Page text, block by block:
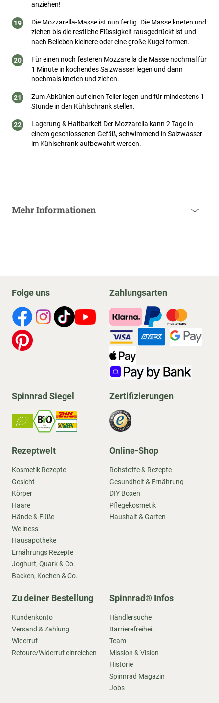
anziehen!
Die Mozzarella-Masse ist nun fertig. Die Masse kneten und
ziehen bis die restliche Flüssigkeit rausgedrückt ist und
nach Belieben kleinere oder eine große Kugel formen.
Für einen noch festeren Mozzarella die Masse nochmal für
1 Minute in kochendes Salzwasser legen und dann
nochmals kneten und ziehen.
Zum Abkühlen auf einen Teller legen und für mindestens 1
Stunde in den Kühlschrank stellen.
Lagerung & Haltbarkeit Der Mozzarella kann 2 Tage in
einem geschlossenen Gefäß, schwimmend in Salzwasser
im Kühlschrank aufbewahrt werden.
Mehr Informationen
Folge uns Zahlungsarten
Spinnrad Siegel Zertifizierungen
Rezeptwelt
Kosmetik Rezepte
Gesicht
Körper
Haare
Hände & Füße
Wellness
Hausapotheke
Ernährungs Rezepte
Joghurt, Quark & Co.
Backen, Kochen & Co.
Online-Shop
Rohstoffe & Rezepte
Gesundheit & Ernährung
DIY Boxen
Pflegekosmetik
Haushalt & Garten
Zu deiner Bestellung
Kundenkonto
Versand & Zahlung
Widerruf
Retoure/Widerruf einreichen
Spinnrad® Infos
Händlersuche
Barrierefreiheit
Team
Mission & Vision
Historie
Spinnrad Magazin
Jobs